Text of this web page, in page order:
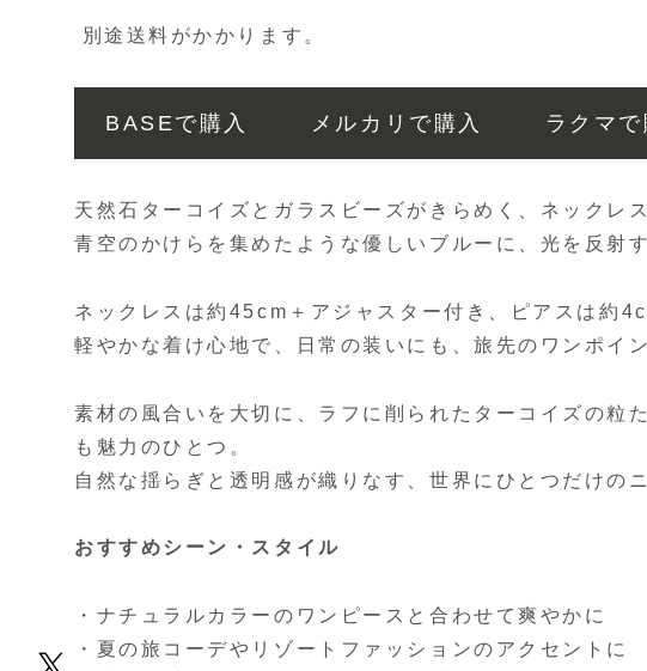
別途送料がかかります。
BASEで購入 メルカリで購入 ラクマで
天然石ターコイズとガラスビーズがきらめく、ネックレ
青空のかけらを集めたような優しいブルーに、光を反射
ネックレスは約45cm＋アジャスター付き、ピアスは約
軽やかな着け心地で、日常の装いにも、旅先のワンポイ
素材の風合いを大切に、ラフに削られたターコイズの粒
も魅力のひとつ。
自然な揺らぎと透明感が織りなす、世界にひとつだけの
おすすめシーン・スタイル
・ナチュラルカラーのワンピースと合わせて爽やかに
・夏の旅コーデやリゾートファッションのアクセントに